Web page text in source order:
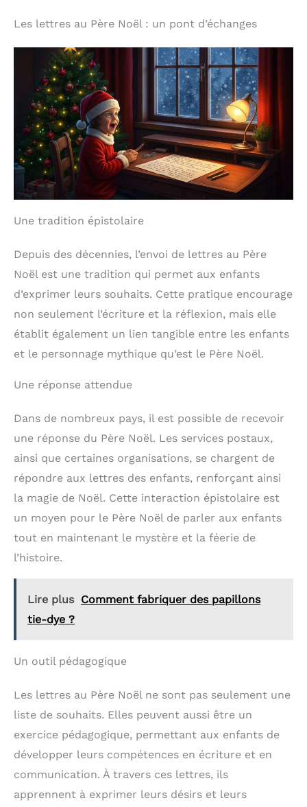
Les lettres au Père Noël : un pont d’échanges
Une tradition épistolaire
Depuis des décennies, l’envoi de lettres au Père
Noël est une tradition qui permet aux enfants
d’exprimer leurs souhaits. Cette pratique encourage
non seulement l’écriture et la réflexion, mais elle
établit également un lien tangible entre les enfants
et le personnage mythique qu’est le Père Noël.
Une réponse attendue
Dans de nombreux pays, il est possible de recevoir
une réponse du Père Noël. Les services postaux,
ainsi que certaines organisations, se chargent de
répondre aux lettres des enfants, renforçant ainsi
la magie de Noël. Cette interaction épistolaire est
un moyen pour le Père Noël de parler aux enfants
tout en maintenant le mystère et la féerie de
l’histoire.
Lire plus Comment fabriquer des papillons
tie-dye ?
Un outil pédagogique
Les lettres au Père Noël ne sont pas seulement une
liste de souhaits. Elles peuvent aussi être un
exercice pédagogique, permettant aux enfants de
développer leurs compétences en écriture et en
communication. À travers ces lettres, ils
apprennent à exprimer leurs désirs et leurs